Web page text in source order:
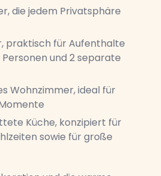
die jedem Privatsphäre
praktisch für Aufenthalte
und 2 separate
Wohnzimmer, ideal für
Küche, konzipiert für
sowie für große